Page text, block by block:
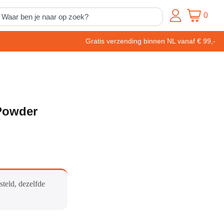
0
Gratis verzending binnen NL vanaf € 99,-
dezelfde